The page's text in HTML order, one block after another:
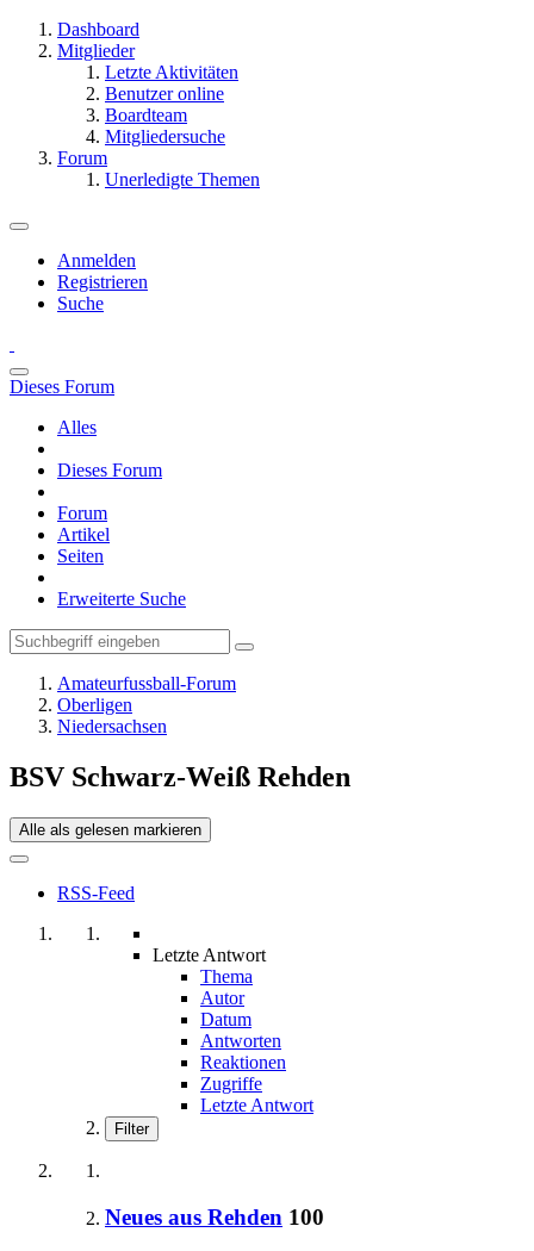
Dashboard
Mitglieder
Letzte Aktivitäten
Benutzer online
Boardteam
Mitgliedersuche
Forum
Unerledigte Themen
Anmelden
Registrieren
Suche
Dieses Forum
Alles
Dieses Forum
Forum
Artikel
Seiten
Erweiterte Suche
Amateurfussball-Forum
Oberligen
Niedersachsen
BSV Schwarz-Weiß Rehden
Alle als gelesen markieren
RSS-Feed
Letzte Antwort
Thema
Autor
Datum
Antworten
Reaktionen
Zugriffe
Letzte Antwort
Filter
Neues aus Rehden 100